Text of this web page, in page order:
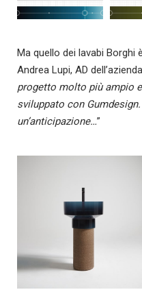
Ma quello dei lavabi
Andrea Lupi, AD
progetto molto più ampio
sviluppato con
un’anticipazione…”